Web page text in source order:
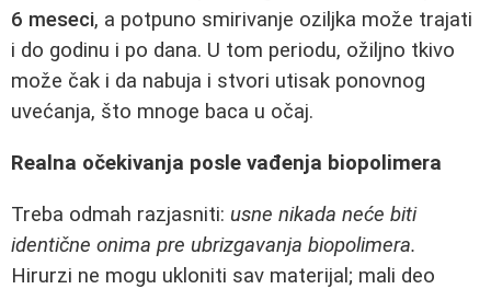
6 meseci, a potpuno smirivanje oziljka može trajati
i do godinu i po dana. U tom periodu, ožiljno tkivo
može čak i da nabuja i stvori utisak ponovnog
uvećanja, što mnoge baca u očaj.
Realna očekivanja posle vađenja biopolimera
Treba odmah razjasniti: usne nikada neće biti
identične onima pre ubrizgavanja biopolimera.
Hirurzi ne mogu ukloniti sav materijal; mali deo